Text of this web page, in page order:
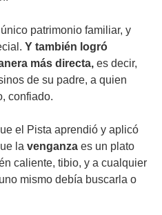
patrimonio familiar, y
Y también logró
más directa, es decir,
de su padre, a quien
confiado.
el Pista aprendió y aplicó
la venganza es un plato
caliente, tibio, y a cualquier
mismo debía buscarla o